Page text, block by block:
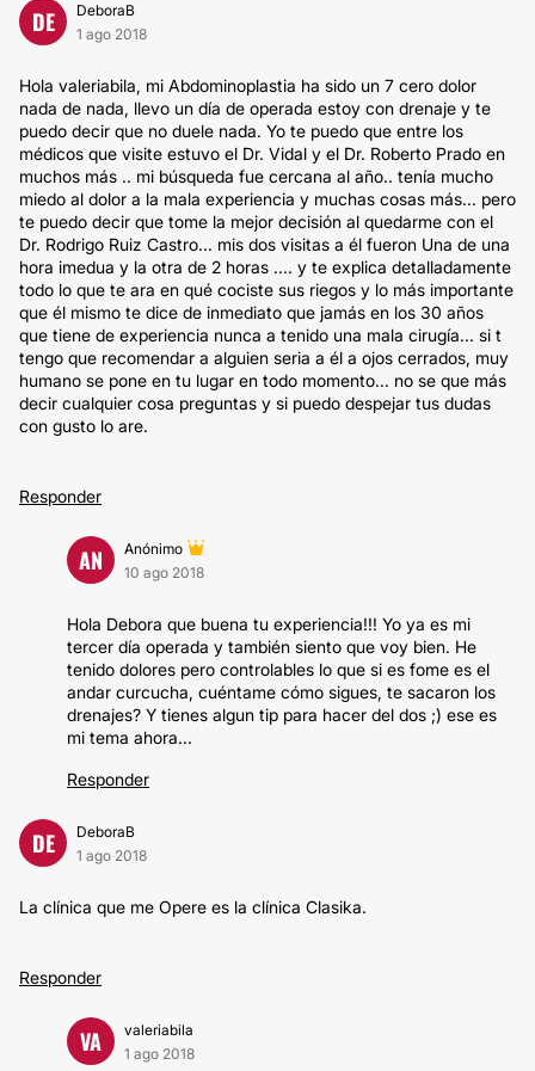
DE
DeboraB
1 ago 2018
Hola valeriabila, mi Abdominoplastia ha sido un 7 cero dolor
nada de nada, llevo un día de operada estoy con drenaje y te
puedo decir que no duele nada. Yo te puedo que entre los
médicos que visite estuvo el Dr. Vidal y el Dr. Roberto Prado en
muchos más .. mi búsqueda fue cercana al año.. tenía mucho
miedo al dolor a la mala experiencia y muchas cosas más... pero
te puedo decir que tome la mejor decisión al quedarme con el
Dr. Rodrigo Ruiz Castro... mis dos visitas a él fueron Una de una
hora imedua y la otra de 2 horas .... y te explica detalladamente
todo lo que te ara en qué cociste sus riegos y lo más importante
que él mismo te dice de inmediato que jamás en los 30 años
que tiene de experiencia nunca a tenido una mala cirugía... si t
tengo que recomendar a alguien seria a él a ojos cerrados, muy
humano se pone en tu lugar en todo momento... no se que más
decir cualquier cosa preguntas y si puedo despejar tus dudas
con gusto lo are.
Responder
AN
Anónimo
10 ago 2018
Hola Debora que buena tu experiencia!!! Yo ya es mi
tercer día operada y también siento que voy bien. He
tenido dolores pero controlables lo que si es fome es el
andar curcucha, cuéntame cómo sigues, te sacaron los
drenajes? Y tienes algun tip para hacer del dos ;) ese es
mi tema ahora...
Responder
DE
DeboraB
1 ago 2018
La clínica que me Opere es la clínica Clasika.
Responder
VA
valeriabila
1 ago 2018